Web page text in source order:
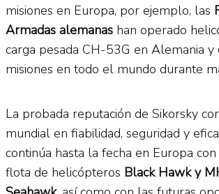
misiones en Europa, por ejemplo, las
Armadas alemanas han operado
carga pesada CH-53G en Alemania y
misiones en todo el mundo durante
La probada reputación de Sikorsky
mundial en fiabilidad, seguridad y
continúa hasta la fecha en Europa
flota de helicópteros Black Hawk y